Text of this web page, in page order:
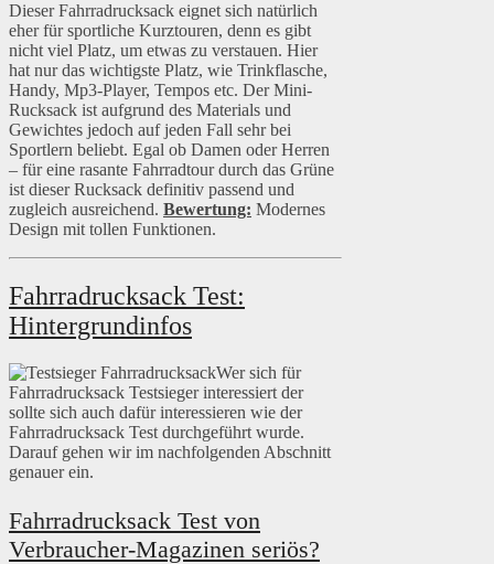
Dieser Fahrradrucksack eignet sich natürlich
eher für sportliche Kurztouren, denn es gibt
nicht viel Platz, um etwas zu verstauen. Hier
hat nur das wichtigste Platz, wie Trinkflasche,
Handy, Mp3-Player, Tempos etc. Der Mini-
Rucksack ist aufgrund des Materials und
Gewichtes jedoch auf jeden Fall sehr bei
Sportlern beliebt. Egal ob Damen oder Herren
– für eine rasante Fahrradtour durch das Grüne
ist dieser Rucksack definitiv passend und
zugleich ausreichend. Bewertung: Modernes
Design mit tollen Funktionen.
Fahrradrucksack Test:
Hintergrundinfos
Wer sich für
Fahrradrucksack Testsieger interessiert der
sollte sich auch dafür interessieren wie der
Fahrradrucksack Test durchgeführt wurde.
Darauf gehen wir im nachfolgenden Abschnitt
genauer ein.
Fahrradrucksack Test von
Verbraucher-Magazinen seriös?